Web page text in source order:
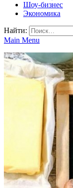
Шоу-бизнес
Экономика
Найти:
Main Menu